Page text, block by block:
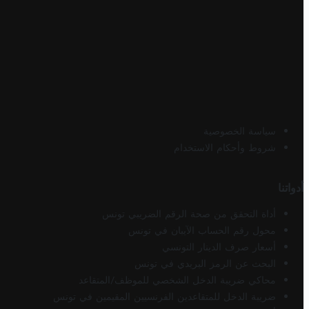
سياسة الخصوصية
شروط وأحكام الاستخدام
أدواتنا
أداة التحقق من صحة الرقم الضريبي تونس
محول رقم الحساب الآيبان في تونس
أسعار صرف الدينار التونسي
البحث عن الرمز البريدي في تونس
محاكي ضريبة الدخل الشخصي للموظف/المتقاعد
ضريبة الدخل للمتقاعدين الفرنسيين المقيمين في تونس